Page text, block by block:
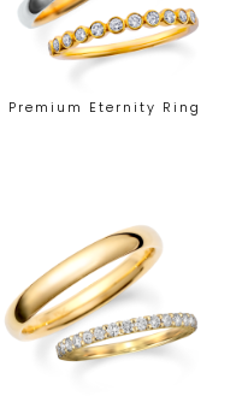
Premium Eternity Ring